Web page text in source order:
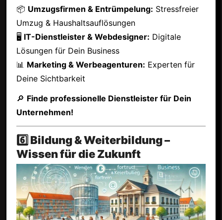
📦 Umzugsfirmen & Entrümpelung: Stressfreier
Umzug & Haushaltsauflösungen
🖥 IT-Dienstleister & Webdesigner: Digitale
Lösungen für Dein Business
📊 Marketing & Werbeagenturen: Experten für
Deine Sichtbarkeit
🔎 Finde professionelle Dienstleister für Dein
Unternehmen!
6️⃣ Bildung & Weiterbildung –
Wissen für die Zukunft